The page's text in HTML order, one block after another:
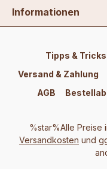
Informationen
Tipps & Tricks
Versand & Zahlung
AGB
%star%Alle Preise
Versandkosten und